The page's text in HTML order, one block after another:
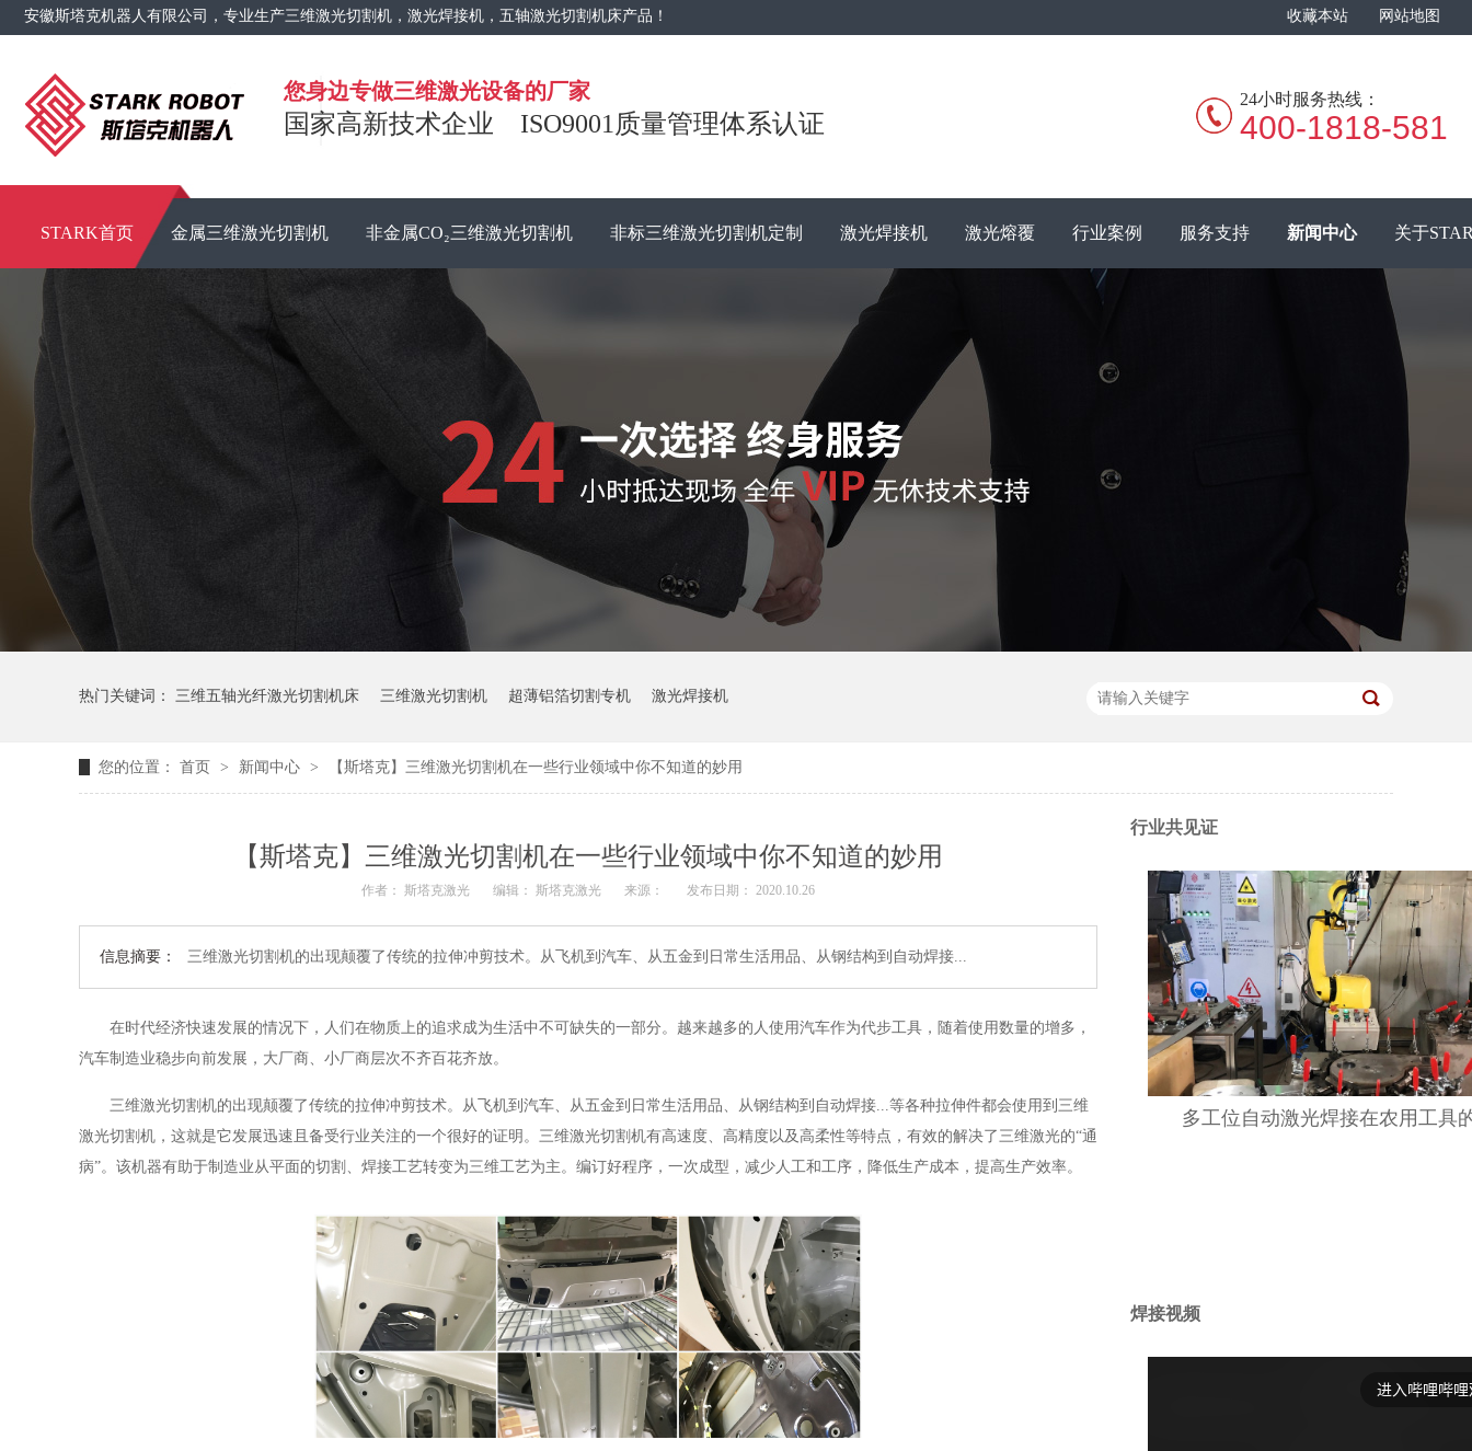
收藏本站 网站地图
安徽斯塔克机器人有限公司，专业生产三维激光切割机，激光焊接机，五轴激光切割机床产品！
您身边专做三维激光设备的厂家
国家高新技术企业 ISO9001质量管理体系认证
24小时服务热线：
400-1818-581
STARK首页 金属三维激光切割机 非金属CO₂三维激光切割机 非标三维激光切割机定制 激光焊接机 激光熔覆 行业案例 服务支持 新闻中心 关于
热门关键词： 三维五轴光纤激光切割机床 三维激光切割机 超薄铝箔切割专机 激光焊接机
您的位置： 首页 > 新闻中心 > 【斯塔克】三维激光切割机在一些行业领域中你不知道的妙用
【斯塔克】三维激光切割机在一些行业领域中你不知道的妙用
作者： 斯塔克激光 编辑： 斯塔克激光 来源： 发布日期： 2020.10.26
信息摘要： 三维激光切割机的出现颠覆了传统的拉伸冲剪技术。从飞机到汽车、从五金到日常生活用品、从钢结构到自动焊接...
在时代经济快速发展的情况下，人们在物质上的追求成为生活中不可缺失的一部分。越来越多的人使用汽车作为代步工具，随着使用数量的增多，
汽车制造业稳步向前发展，大厂商、小厂商层次不齐百花齐放。
三维激光切割机的出现颠覆了传统的拉伸冲剪技术。从飞机到汽车、从五金到日常生活用品、从钢结构到自动焊接...等各种拉伸件都会使用到三维
激光切割机，这就是它发展迅速且备受行业关注的一个很好的证明。三维激光切割机有高速度、高精度以及高柔性等特点，有效的解决了三维激光的“通
病”。该机器有助于制造业从平面的切割、焊接工艺转变为三维工艺为主。编订好程序，一次成型，减少人工和工序，降低生产成本，提高生产效率。
行业共见证
多工位自动激光焊接在农用工具
焊接视频